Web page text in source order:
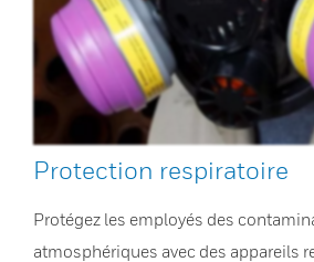
Protection respiratoire
Protégez les employés des
atmosphériques avec des appareils